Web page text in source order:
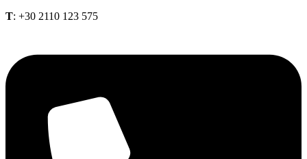
Τ: +30 2110 123 575